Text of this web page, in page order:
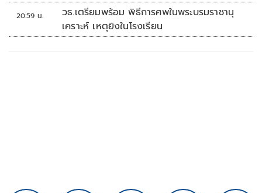
20:59 น.
วธ.เตรียมพร้อม พิธีการศพในพระบรมราชานุ
เคราะห์ เหตุยิงในโรงเรียน